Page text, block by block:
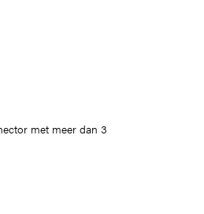
met meer dan 3